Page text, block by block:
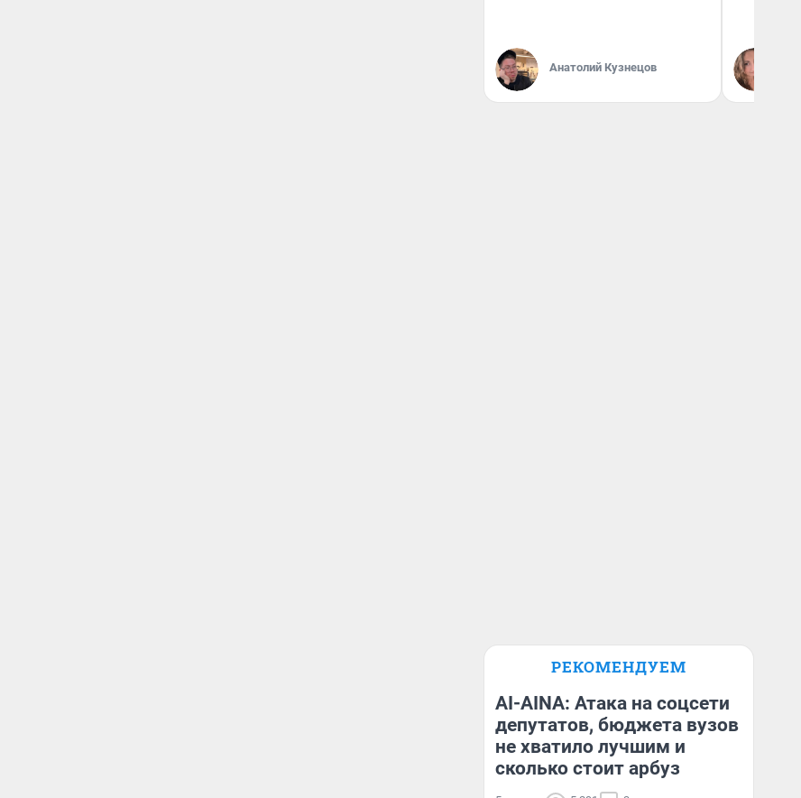
Анатолий Кузнецов
РЕКОМЕНДУЕМ
AI-AINA: Атака на соцсети
депутатов, бюджета вузов
не хватило лучшим и
сколько стоит арбуз